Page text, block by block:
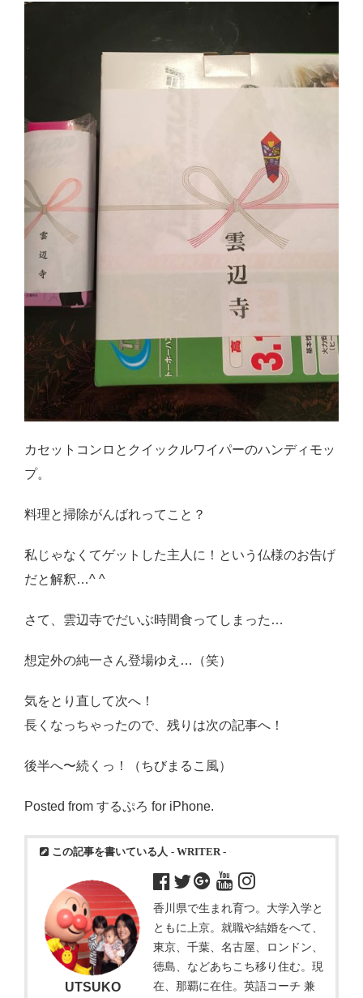
カセットコンロとクイックルワイパーのハンディモッ
プ。
料理と掃除がんばれってこと？
私じゃなくてゲットした主人に！という仏様のお告げ
だと解釈…^ ^
さて、雲辺寺でだいぶ時間食ってしまった…
想定外の純一さん登場ゆえ…（笑）
気をとり直して次へ！
長くなっちゃったので、残りは次の記事へ！
後半へ〜続くっ！（ちびまるこ風）
Posted from するぷろ for iPhone.
この記事を書いている人 - WRITER -
香川県で生まれ育つ。大学入学と
ともに上京。就職や結婚をへて、
東京、千葉、名古屋、ロンドン、
徳島、などあちこち移り住む。現
在、那覇に在住。英語コーチ 兼
UTSUKO